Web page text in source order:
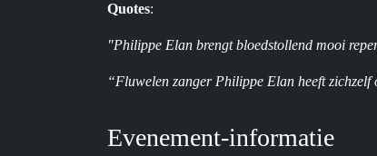
Quotes:
"Philippe Elan brengt bloedstollend mooi
“Fluwelen zanger Philippe Elan heeft
Evenement-informatie